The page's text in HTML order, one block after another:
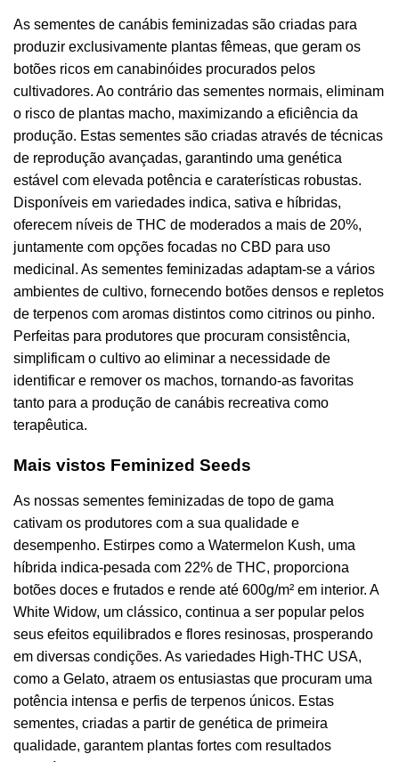
As sementes de canábis feminizadas são criadas para
produzir exclusivamente plantas fêmeas, que geram os
botões ricos em canabinóides procurados pelos
cultivadores. Ao contrário das sementes normais, eliminam
o risco de plantas macho, maximizando a eficiência da
produção. Estas sementes são criadas através de técnicas
de reprodução avançadas, garantindo uma genética
estável com elevada potência e caraterísticas robustas.
Disponíveis em variedades indica, sativa e híbridas,
oferecem níveis de THC de moderados a mais de 20%,
juntamente com opções focadas no CBD para uso
medicinal. As sementes feminizadas adaptam-se a vários
ambientes de cultivo, fornecendo botões densos e repletos
de terpenos com aromas distintos como citrinos ou pinho.
Perfeitas para produtores que procuram consistência,
simplificam o cultivo ao eliminar a necessidade de
identificar e remover os machos, tornando-as favoritas
tanto para a produção de canábis recreativa como
terapêutica.
Mais vistos Feminized Seeds
As nossas sementes feminizadas de topo de gama
cativam os produtores com a sua qualidade e
desempenho. Estirpes como a Watermelon Kush, uma
híbrida indica-pesada com 22% de THC, proporciona
botões doces e frutados e rende até 600g/m² em interior. A
White Widow, um clássico, continua a ser popular pelos
seus efeitos equilibrados e flores resinosas, prosperando
em diversas condições. As variedades High-THC USA,
como a Gelato, atraem os entusiastas que procuram uma
potência intensa e perfis de terpenos únicos. Estas
sementes, criadas a partir de genética de primeira
qualidade, garantem plantas fortes com resultados